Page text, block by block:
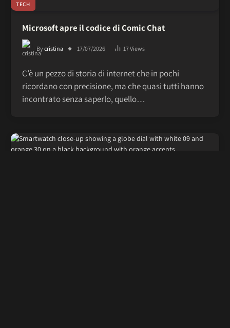
TECH
Microsoft apre il codice di Comic Chat
Bycristina 17/07/2026 17Views
C’è un pezzo di storia di internet che in pochi
ricordano con precisione, ma che quasi tutti hanno
incontrato senza saperlo, quello…